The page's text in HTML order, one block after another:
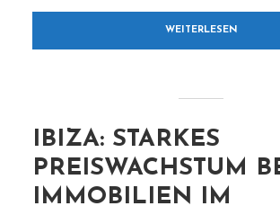
WEITERLESEN
IBIZA: STARKES
PREISWACHSTUM
IMMOBILIEN IM